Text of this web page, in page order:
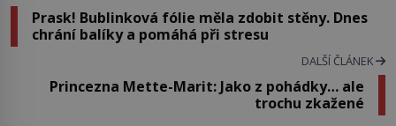
Prask! Bublinková fólie měla zdobit stěny. Dnes
chrání balíky a pomáhá při stresu
DALŠÍ ČLÁNEK
Princezna Mette-Marit: Jako z pohádky… ale
trochu zkažené